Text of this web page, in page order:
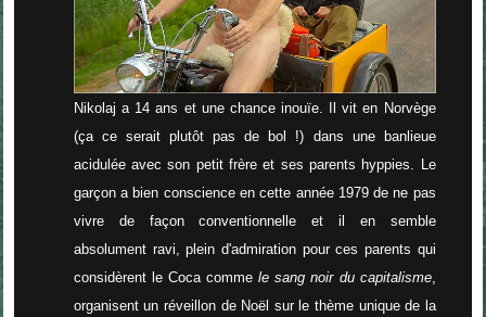
Nikolaj a 14 ans et une chance inouïe. Il vit en Norvège
(ça ce serait plutôt pas de bol !) dans une banlieue
acidulée avec son petit frère et ses parents hyppies. Le
garçon a bien conscience en cette année 1979 de ne pas
vivre de façon conventionnelle et il en semble
absolument ravi, plein d'admiration pour ces parents qui
considèrent le Coca commele sang noir du capitalisme,
organisent un réveillon de Noël sur le thème unique de la